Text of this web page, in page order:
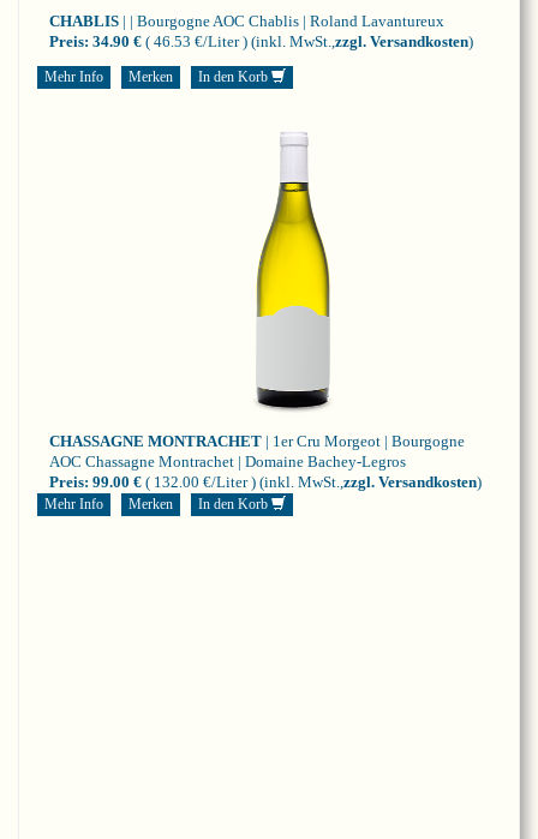
CHABLIS | | Bourgogne AOC Chablis | Roland Lavantureux
Preis: 34.90 € ( 46.53 €/Liter ) (inkl. MwSt., zzgl. Versandkosten)
Mehr Info Merken In den Korb
CHASSAGNE MONTRACHET | 1er Cru Morgeot | Bourgogne
AOC Chassagne Montrachet | Domaine Bachey-Legros
Preis: 99.00 € ( 132.00 €/Liter ) (inkl. MwSt., zzgl. Versandkosten)
Mehr Info Merken In den Korb